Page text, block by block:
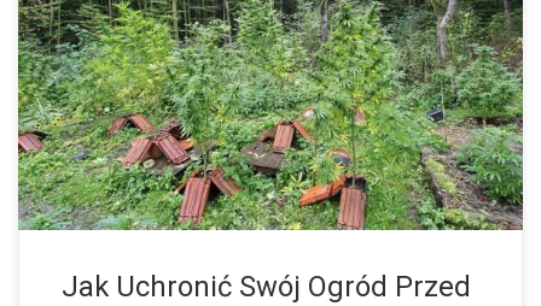
Sposoby na Złodziei Przy Uprawie Konopi Indyjskich na Dworze,
Czyli […]
Jak Uchronić Swój Ogród Przed